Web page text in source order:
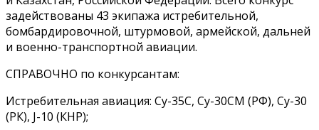
задействованы 43 экипажа истребительной,
бомбардировочной, штурмовой, армейской, дальней
и военно-транспортной авиации.
СПРАВОЧНО по конкурсантам:
Истребительная авиация: Су-35С, Су-30СМ (РФ), Су-30
(РК), J-10 (КНР);